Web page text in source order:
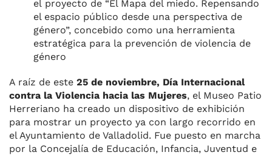
el proyecto de “El Mapa del miedo. Repensando
el espacio público desde una perspectiva de
género”, concebido como una herramienta
estratégica para la prevención de violencia de
género
A raíz de este 25 de noviembre, Día Internacional
contra la Violencia hacia las Mujeres, el Museo Patio
Herreriano ha creado un dispositivo de exhibición
para mostrar un proyecto ya con largo recorrido en
el Ayuntamiento de Valladolid. Fue puesto en marcha
por la Concejalía de Educación, Infancia, Juventud e